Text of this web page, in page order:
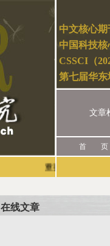
中文核心期
中国科技核
CSSCI（
第七届华
文章
首 页
重要声明：本刊
在线文章